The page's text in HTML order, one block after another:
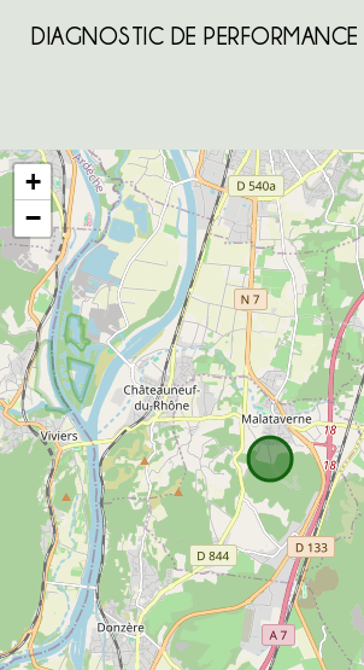
DIAGNOSTIC DE PERFORMANCE
+
−